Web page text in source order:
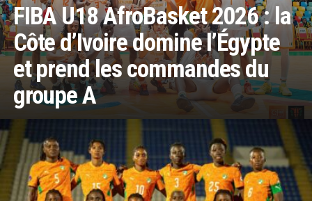
FIBA U18 AfroBasket 2026 : la
Côte d’Ivoire domine l’Égypte
et prend les commandes du
groupe A